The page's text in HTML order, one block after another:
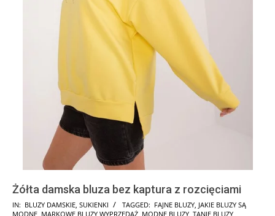
Żółta damska bluza bez kaptura z rozcięciami
2024-
IN: BLUZY DAMSKIE, SUKIENKI TAGGED: FAJNE BLUZY, JAKIE BLUZY SĄ
MODNE MARKOWE BLUZY WYPRZEDAŻ MODNE BLUZY TANIE BLUZY